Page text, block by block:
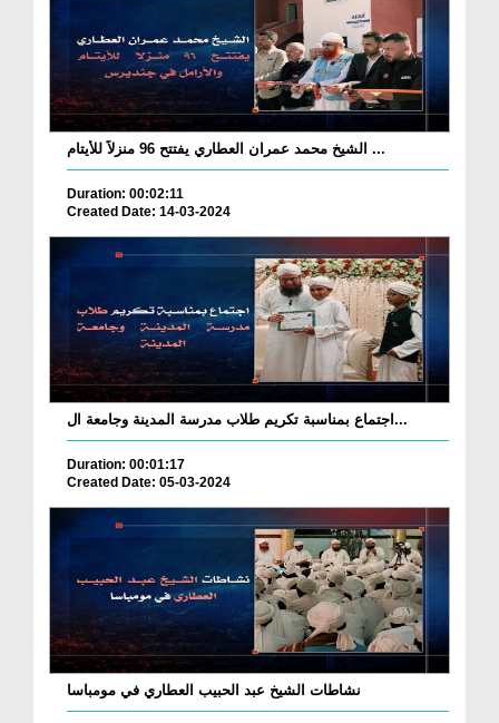
الشيخ محمد عمران العطاري يفتتح 96 منزلاً للأيتام ...
Duration: 00:02:11
Created Date: 14-03-2024
اجتماع بمناسبة تكريم طلاب مدرسة المدينة وجامعة ال...
Duration: 00:01:17
Created Date: 05-03-2024
نشاطات الشيخ عبد الحبيب العطاري في مومباسا